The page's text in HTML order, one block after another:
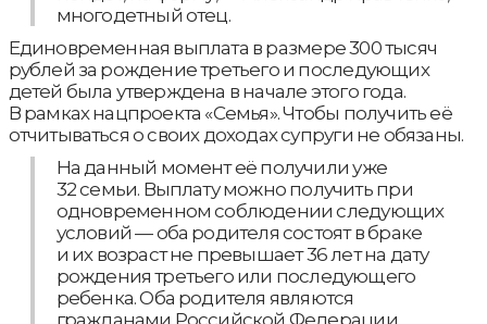
многодетный отец.
Единовременная выплата в размере 300 тысяч
рублей за рождение третьего и последующих
детей была утверждена в начале этого года.
В рамках нацпроекта «Семья». Чтобы получить её
отчитываться о своих доходах супруги не обязаны.
На данный момент её получили уже
32 семьи. Выплату можно получить при
одновременном соблюдении следующих
условий — оба родителя состоят в браке
и их возраст не превышает 36 лет на дату
рождения третьего или последующего
ребенка. Оба родителя являются
гражданами Российской Федерации